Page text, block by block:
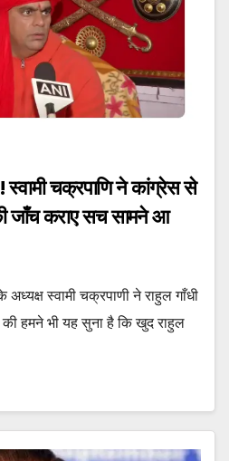
स्वामी चक्रपाणि ने कांग्रेस से
जाँच कराए सच सामने आ
स्वामी चक्रपाणी ने राहुल गाँधी
हमने भी यह सुना है कि खुद राहुल